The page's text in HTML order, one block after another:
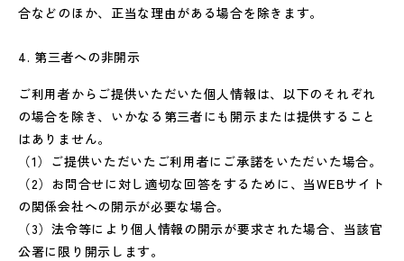
合などのほか、正当な理由がある場合を除きます。
第三者への非開示
ご利用者からご提供いただいた個人情報は、以下のそれぞれ
の場合を除き、いかなる第三者にも開示または提供すること
はありません。
（1）ご提供いただいたご利用者にご承諾をいただいた場合。
（2）お問合せに対し適切な回答をするために、当WEBサイト
の関係会社への開示が必要な場合。
（3）法令等により個人情報の開示が要求された場合、当該官
公署に限り開示します。